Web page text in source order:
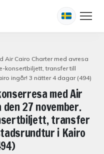
Air Cairo Charter med avresa
konsertbiljett, transfer till
ingår! 3 nätter 4 dagar (494)
med Air
27 november.
transfer
i Kairo